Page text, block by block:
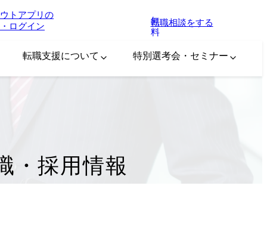
トアプリの
ログイン
無
料
転職相談をする
転職支援について 特別選考会・セミナー
・採用情報